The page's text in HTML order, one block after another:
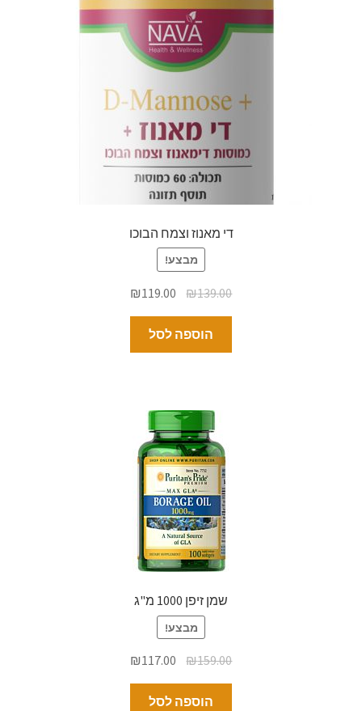
די מאנוז וצמח הבוכו
מבצע!
₪139.00
₪119.00
הוספה לסל
שמן זיפן 1000 מ"ג
מבצע!
₪159.00
₪117.00
הוספה לסל